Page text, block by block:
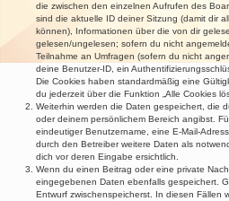
die zwischen den einzelnen Aufrufen des
sind die aktuelle ID deiner Sitzung (damit dir
können), Informationen über die von dir
gelesen/ungelesen; sofern du nicht
Teilnahme an Umfragen (sofern du nicht
deine Benutzer-ID, ein
Die Cookies haben standardmäßig eine
du jederzeit über die Funktion „Alle Cookies
Weiterhin werden die Daten gespeichert, die
oder deinem persönlichem Bereich angibst.
eindeutiger Benutzername, eine E-Mail-
durch den Betreiber weitere Daten als
dich vor deren Eingabe ersichtlich.
Wenn du einen Beitrag oder eine private
eingegebenen Daten ebenfalls gespeichert.
Entwurf zwischenspeicherst. In diesen Fällen